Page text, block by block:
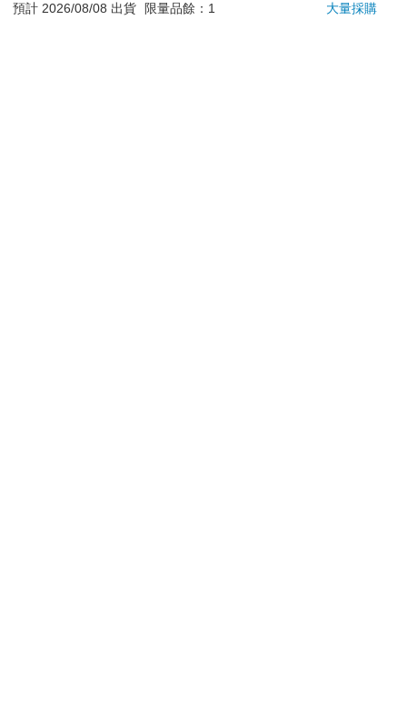
依據「消費者保護法」第19條及行政院消費者保護處公告之
預計 2026/08/08 出貨
限量品餘：1 大量採購